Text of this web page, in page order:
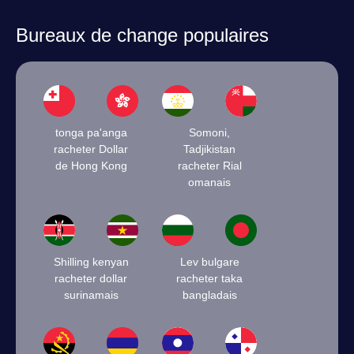
Bureaux de change populaires
tonga pa'anga
racheter Dollar
de Hong Kong
Somoni,
Tadjikistan
racheter Rial
omanais
Shilling kenyan
racheter dollar
surinamais
Lev bulgare
racheter taka
bangladais